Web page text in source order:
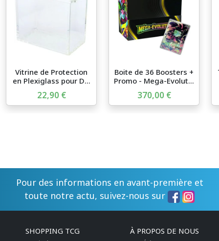
Vitrine de Protection
en Plexiglass pour D...
22,90 €
Boite de 36 Boosters +
Promo - Mega-Evolut...
370,00 €
Pour des informations en avant-première et
toute notre actu, suivez-nous sur
SHOPPING TCG À PROPOS DE NOUS